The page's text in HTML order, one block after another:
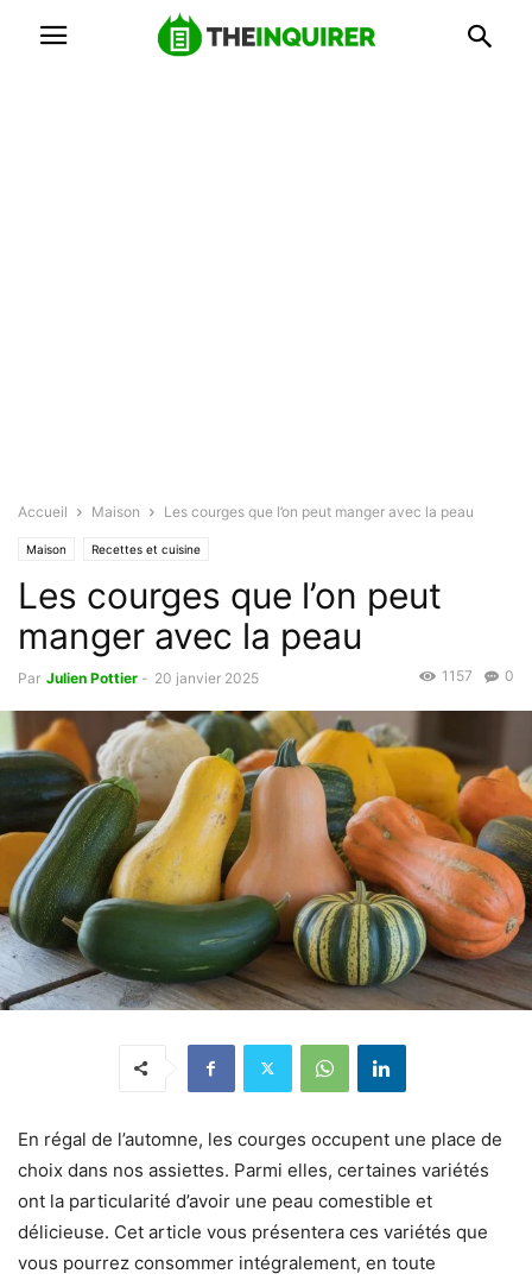
Accueil Maison Les courges que l’on peut manger avec la peau
Maison Recettes et cuisine
Les courges que l’on peut
manger avec la peau
Par Julien Pottier - 20 janvier 2025 0
1157
En régal de l’automne, les courges occupent une place de
choix dans nos assiettes. Parmi elles, certaines variétés
ont la particularité d’avoir une peau comestible et
délicieuse. Cet article vous présentera ces variétés que
vous pourrez consommer intégralement, en toute